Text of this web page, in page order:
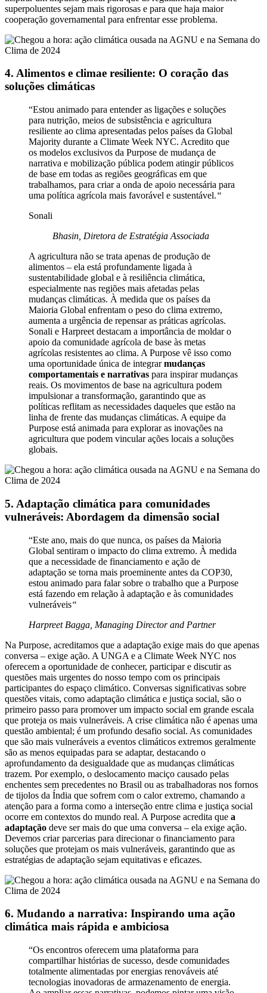
superpoluentes sejam mais rigorosas e para que haja maior
cooperação governamental para enfrentar esse problema.
4. Alimentos e climae resiliente: O coração das
soluções climáticas
“Estou animado para entender as ligações e soluções
para nutrição, meios de subsistência e agricultura
resiliente ao clima apresentadas pelos países da Global
Majority durante a Climate Week NYC. Acredito que
os modelos exclusivos da Purpose de mudança de
narrativa e mobilização pública podem atingir públicos
de base em todas as regiões geográficas em que
trabalhamos, para criar a onda de apoio necessária para
uma política agrícola mais favorável e sustentável.“
Sonali
Bhasin, Diretora de Estratégia Associada
A agricultura não se trata apenas de produção de
alimentos – ela está profundamente ligada à
sustentabilidade global e à resiliência climática,
especialmente nas regiões mais afetadas pelas
mudanças climáticas. À medida que os países da
Maioria Global enfrentam o peso do clima extremo,
aumenta a urgência de repensar as práticas agrícolas.
Sonali e Harpreet destacam a importância de moldar o
apoio da comunidade agrícola de base às metas
agrícolas resistentes ao clima. A Purpose vê isso como
uma oportunidade única de integrarmudanças
comportamentais e narrativas para inspirar mudanças
reais. Os movimentos de base na agricultura podem
impulsionar a transformação, garantindo que as
políticas reflitam as necessidades daqueles que estão na
linha de frente das mudanças climáticas. A equipe da
Purpose está animada para explorar as inovações na
agricultura que podem vincular ações locais a soluções
globais.
5. Adaptação climática para comunidades
vulneráveis: Abordagem da dimensão social
“Este ano, mais do que nunca, os países da Maioria
Global sentiram o impacto do clima extremo. À medida
que a necessidade de financiamento e ação de
adaptação se torna mais proeminente antes da COP30,
estou animado para falar sobre o trabalho que a Purpose
está fazendo em relação à adaptação e às comunidades
vulneráveis“
Harpreet Bagga, Managing Director and Partner
Na Purpose, acreditamos que a adaptação exige mais do que apenas
conversa – exige ação. A UNGA e a Climate Week NYC nos
oferecem a oportunidade de conhecer, participar e discutir as
questões mais urgentes do nosso tempo com os principais
participantes do espaço climático. Conversas significativas sobre
questões vitais, como adaptação climática e justiça social, são o
primeiro passo para promover um impacto social em grande escala
que proteja os mais vulneráveis. A crise climática não é apenas uma
questão ambiental; é um profundo desafio social. As comunidades
que são mais vulneráveis a eventos climáticos extremos geralmente
são as menos equipadas para se adaptar, destacando o
aprofundamento da desigualdade que as mudanças climáticas
trazem. Por exemplo, o deslocamento maciço causado pelas
enchentes sem precedentes no Brasil ou as trabalhadoras nos fornos
de tijolos da Índia que sofrem com o calor extremo, chamando a
atenção para a forma como a interseção entre clima e justiça social
ocorre em contextos do mundo real. A Purpose acredita que a
adaptação deve ser mais do que uma conversa – ela exige ação.
Devemos criar parcerias para direcionar o financiamento para
soluções que protejam os mais vulneráveis, garantindo que as
estratégias de adaptação sejam equitativas e eficazes.
6. Mudando a narrativa: Inspirando uma ação
climática mais rápida e ambiciosa
“Os encontros oferecem uma plataforma para
compartilhar histórias de sucesso, desde comunidades
totalmente alimentadas por energias renováveis até
tecnologias inovadoras de armazenamento de energia.